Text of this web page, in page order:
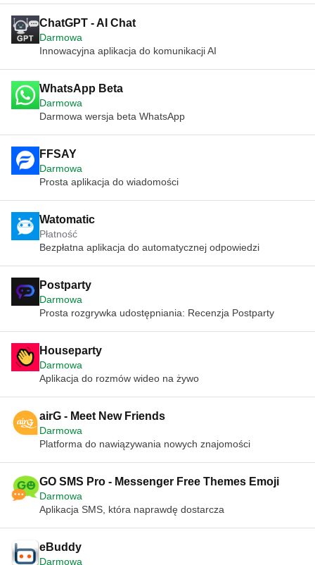
ChatGPT - AI Chat
Darmowa
Innowacyjna aplikacja do komunikacji AI
WhatsApp Beta
Darmowa
Darmowa wersja beta WhatsApp
FFSAY
Darmowa
Prosta aplikacja do wiadomości
Watomatic
Płatność
Bezpłatna aplikacja do automatycznej odpowiedzi
Postparty
Darmowa
Prosta rozgrywka udostępniania: Recenzja Postparty
Houseparty
Darmowa
Aplikacja do rozmów wideo na żywo
airG - Meet New Friends
Darmowa
Platforma do nawiązywania nowych znajomości
GO SMS Pro - Messenger Free Themes Emoji
Darmowa
Aplikacja SMS, która naprawdę dostarcza
eBuddy
Darmowa